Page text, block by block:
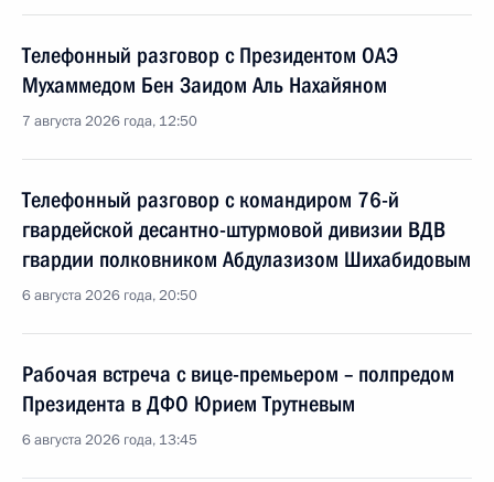
Телефонный разговор с Президентом ОАЭ
Мухаммедом Бен Заидом Аль Нахайяном
7 августа 2026 года, 12:50
Телефонный разговор с командиром 76-й
гвардейской десантно-штурмовой дивизии ВДВ
гвардии полковником Абдулазизом Шихабидовым
6 августа 2026 года, 20:50
Рабочая встреча с вице-премьером – полпредом
Президента в ДФО Юрием Трутневым
6 августа 2026 года, 13:45